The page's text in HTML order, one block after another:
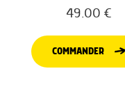
49.00 €
COMMANDER